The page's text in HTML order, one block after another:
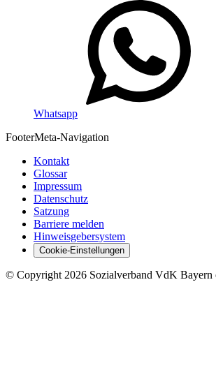
Whatsapp
FooterMeta-Navigation
Kontakt
Glossar
Impressum
Datenschutz
Satzung
Barriere melden
Hinweisgebersystem
Cookie-Einstellungen
© Copyright 2026 Sozialverband VdK Bayern